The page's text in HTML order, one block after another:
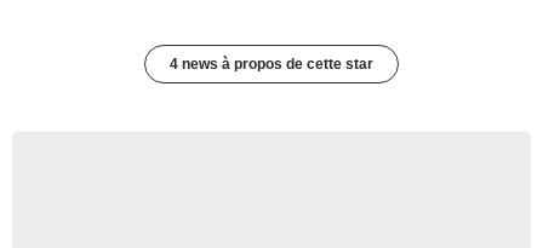
4 news à propos de cette star